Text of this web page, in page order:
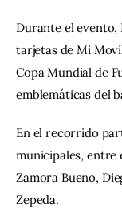
Durante el evento,
tarjetas de Mi
Copa Mundial de
emblemáticas del
En el recorrido
municipales, entre
Zamora Bueno,
Zepeda.